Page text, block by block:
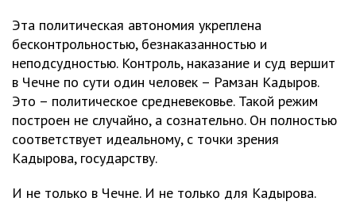
Эта политическая автономия укреплена
бесконтрольностью, безнаказанностью и
неподсудностью. Контроль, наказание и суд вершит
в Чечне по сути один человек – Рамзан Кадыров.
Это – политическое средневековье. Такой режим
построен не случайно, а сознательно. Он полностью
соответствует идеальному, с точки зрения
Кадырова, государству.
И не только в Чечне. И не только для Кадырова.